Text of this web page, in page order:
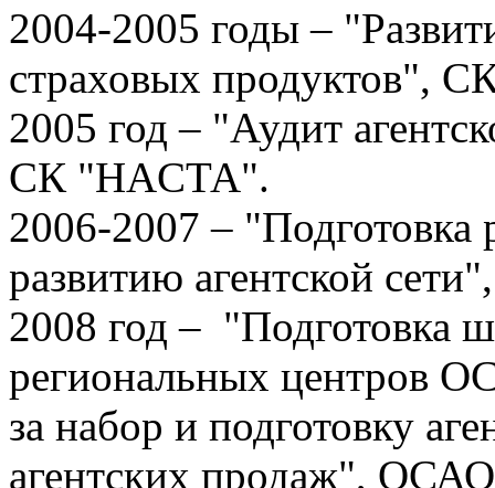
2004-2005 годы –
страховых продуктов",
2005 год – "Аудит
СК "НАCТА".
2006-2007 – "Подготовка
развитию агентской
2008 год – "Подготовка
региональных центров
за набор и подготовку
агентских продаж",